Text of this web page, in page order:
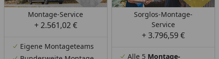
Montage-Service
+ 2.561,02 €
Eigene Montageteams
Sorglos-Montage-
Service
+ 3.796,59 €
Alle 5 Montage-